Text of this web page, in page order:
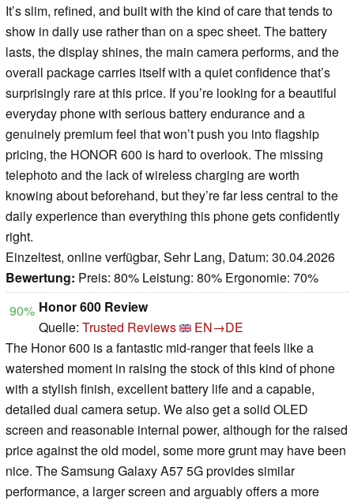
It’s slim, refined, and built with the kind of care that tends to
show in daily use rather than on a spec sheet. The battery
lasts, the display shines, the main camera performs, and the
overall package carries itself with a quiet confidence that’s
surprisingly rare at this price. If you’re looking for a beautiful
everyday phone with serious battery endurance and a
genuinely premium feel that won’t push you into flagship
pricing, the HONOR 600 is hard to overlook. The missing
telephoto and the lack of wireless charging are worth
knowing about beforehand, but they’re far less central to the
daily experience than everything this phone gets confidently
right.
Einzeltest, online verfügbar, Sehr Lang, Datum: 30.04.2026
Bewertung: Preis: 80% Leistung: 80% Ergonomie: 70%
90% Honor 600 Review
Quelle: Trusted Reviews
EN→DE
The Honor 600 is a fantastic mid-ranger that feels like a
watershed moment in raising the stock of this kind of phone
with a stylish finish, excellent battery life and a capable,
detailed dual camera setup. We also get a solid OLED
screen and reasonable internal power, although for the raised
price against the old model, some more grunt may have been
nice. The Samsung Galaxy A57 5G provides similar
performance, a larger screen and arguably offers a more